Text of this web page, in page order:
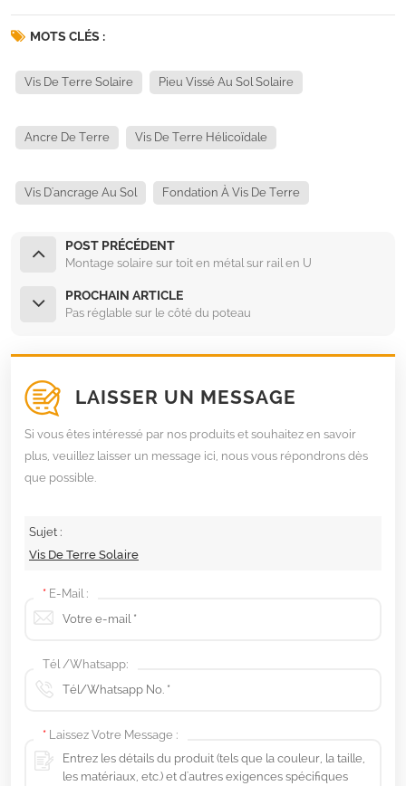
MOTS CLÉS :
Vis De Terre Solaire Pieu Vissé Au Sol Solaire
Ancre De Terre Vis De Terre Hélicoïdale
Vis D'ancrage Au Sol Fondation À Vis De Terre
POST PRÉCÉDENT
Montage solaire sur toit en métal sur rail en U
PROCHAIN ARTICLE
Pas réglable sur le côté du poteau
LAISSER UN MESSAGE
Si vous êtes intéressé par nos produits et souhaitez en savoir
plus, veuillez laisser un message ici, nous vous répondrons dès
que possible.
Sujet :
Vis De Terre Solaire
* E-Mail :
Tél /Whatsapp:
* Laissez Votre Message :